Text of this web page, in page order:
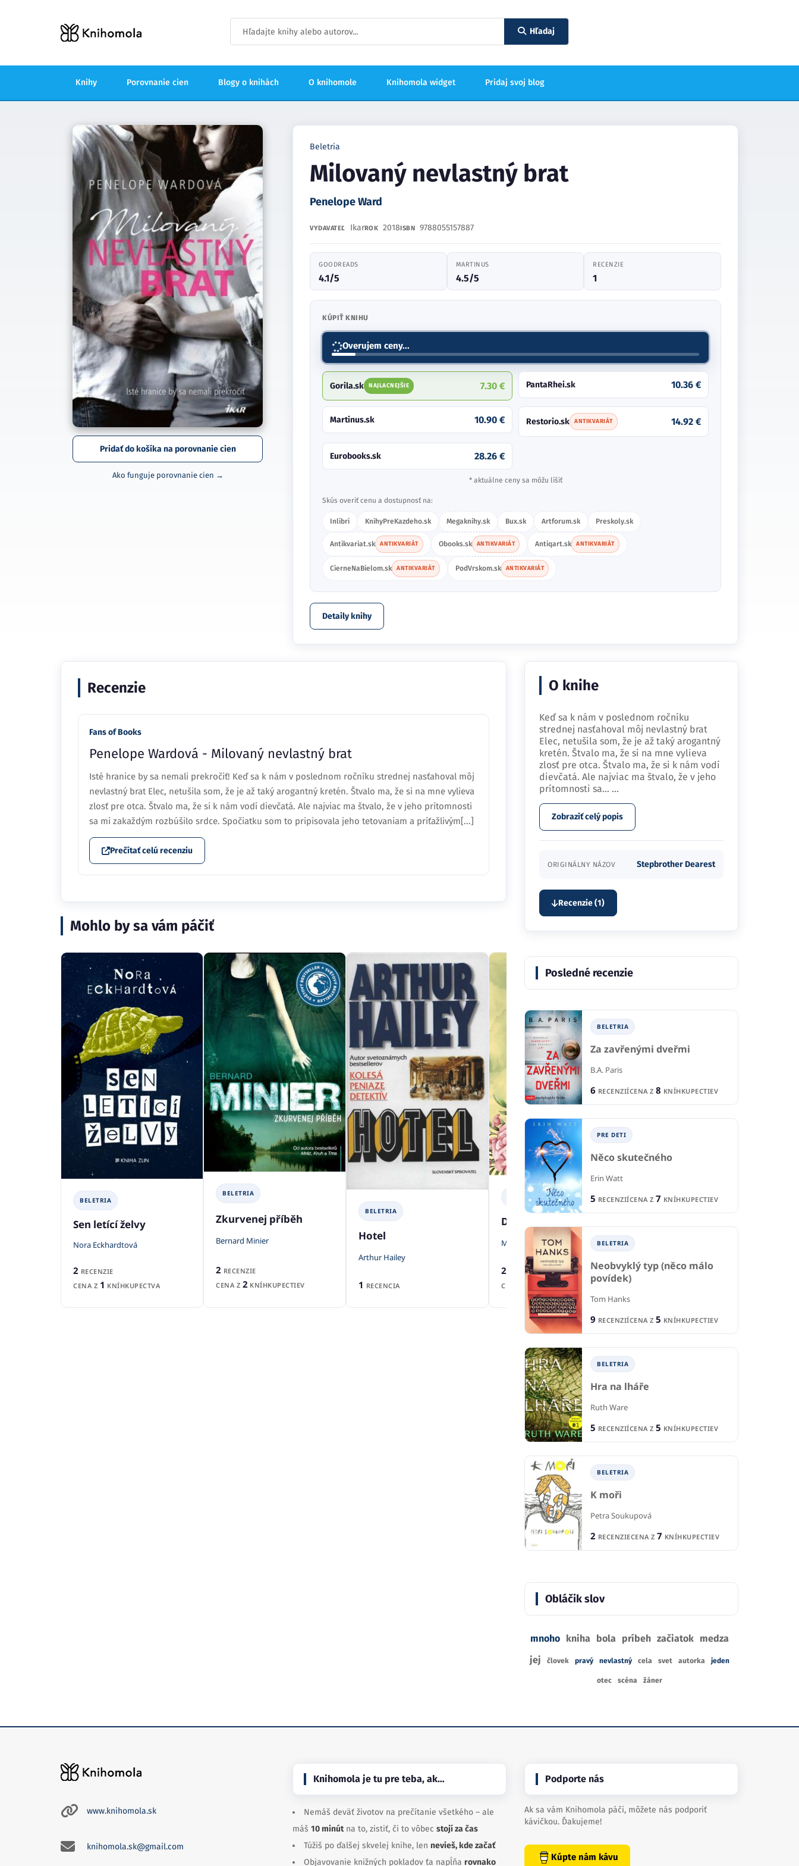
Hľadaj
Knihy Porovnanie cien Blogy o knihách O knihomole Knihomola widget Pridaj svoj blog
Pridať do košíka na porovnanie cien
Ako funguje porovnanie cien →
Beletria
Milovaný nevlastný brat
Penelope Ward
VYDAVATEĽ IkarROK 2018ISBN 9788055157887
GOODREADS
4.1/5
MARTINUS
4.5/5
RECENZIE
1
KÚPIŤ KNIHU
Overujem ceny...
Gorila.sk NAJLACNEJŠIE 7.30 € PantaRhei.sk 10.36 €
Martinus.sk 10.90 € Restorio.sk ANTIKVARIÁT 14.92 €
Eurobooks.sk 28.26 €
* aktuálne ceny sa môžu líšiť
Skús overiť cenu a dostupnosť na:
Inlibri KnihyPreKazdeho.sk Megaknihy.sk Bux.sk Artforum.sk Preskoly.sk
Antikvariat.sk ANTIKVARIÁT Obooks.sk ANTIKVARIÁT Antiqart.sk ANTIKVARIÁT
CierneNaBielom.sk ANTIKVARIÁT PodVrskom.sk ANTIKVARIÁT
Detaily knihy
Recenzie
Fans of Books
Penelope Wardová - Milovaný nevlastný brat
Isté hranice by sa nemali prekročiť! Keď sa k nám v poslednom ročníku strednej nasťahoval môj
nevlastný brat Elec, netušila som, že je až taký arogantný kretén. Štvalo ma, že si na mne vylieva
zlosť pre otca. Štvalo ma, že si k nám vodí dievčatá. Ale najviac ma štvalo, že v jeho prítomnosti
sa mi zakaždým rozbúšilo srdce. Spočiatku som to pripisovala jeho tetovaniam a príťažlivým[...]
Prečítať celú recenziu
Mohlo by sa vám páčiť
BELETRIA
Sen letící želvy
Nora Eckhardtová
2 RECENZIE
CENA Z 1 KNÍHKUPECTVA
BELETRIA
Zkurvenej příběh
Bernard Minier
2 RECENZIE
CENA Z 2 KNÍHKUPECTIEV
BELETRIA
Hotel
Arthur Hailey
1 RECENCIA
BELETRIA
Dom z ruží
Martina Dacková
2 RECENZIE
CENA Z
KNÍHKUPECTVA
2RECENZIE
O knihe
Keď sa k nám v poslednom ročníku
strednej nasťahoval môj nevlastný brat
Elec, netušila som, že je až taký arogantný
kretén. Štvalo ma, že si na mne vylieva
zlosť pre otca. Štvalo ma, že si k nám vodí
dievčatá. Ale najviac ma štvalo, že v jeho
prítomnosti sa… ...
Zobraziť celý popis
ORIGINÁLNY NÁZOV Stepbrother Dearest
Recenzie (1)
Posledné recenzie
BELETRIA
Za zavřenými dveřmi
B.A. Paris
6 RECENZIÍCENA Z 8 KNÍHKUPECTIEV
PRE DETI
Něco skutečného
Erin Watt
5 RECENZIÍCENA Z 7 KNÍHKUPECTIEV
BELETRIA
Neobvyklý typ (něco málo
povídek)
Tom Hanks
9 RECENZIÍCENA Z 5 KNÍHKUPECTIEV
BELETRIA
Hra na lháře
Ruth Ware
5 RECENZIÍCENA Z 5 KNÍHKUPECTIEV
BELETRIA
K moři
Petra Soukupová
2 RECENZIECENA Z 7 KNÍHKUPECTIEV
Obláčik slov
mnoho kniha bola príbeh začiatok medza
jej
človek pravý nevlastný cela svet autorka jeden
otec scéna žáner
www.knihomola.sk
knihomola.sk@gmail.com
Knihomola je tu pre teba, ak…
Nemáš deväť životov na prečítanie všetkého – ale
máš 10 minútna to, zistiť, či to vôbec stojí za čas
Túžiš po ďalšej skvelej knihe, len nevieš, kde začať
Objavovanie knižných pokladov ťa napĺňa rovnako
Podporte nás
Ak sa vám Knihomola páči, môžete nás podporiť
kávičkou. Ďakujeme!
Kúpte nám kávu